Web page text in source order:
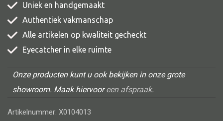
Alle stoelen
Eetkamer stoel
Fautteuil
Barstoel
Kinderstoel
Uniek en handgemaakt
Authentiek vakmanschap
Alle artikelen op kwaliteit gecheckt
Eyecatcher in elke ruimte
Onze producten kunt u ook bekijken in onze grote
showroom. Maak hiervooreen afspraak.
Artikelnummer: X0104013